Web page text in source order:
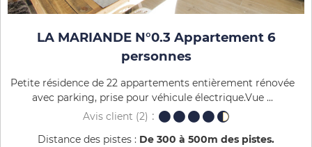
LA MARIANDE N°0.3 Appartement 6
personnes
Petite résidence de 22 appartements entièrement rénovée
avec parking, prise pour véhicule électrique.Vue ...
Avis client (2)
Distance des pistes : De 300 à 500m des pistes